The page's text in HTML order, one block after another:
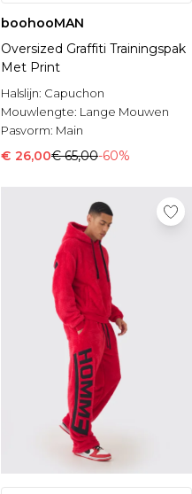
boohooMAN
Oversized Graffiti Trainingspak
Met Print
Halslijn: Capuchon
Mouwlengte: Lange Mouwen
Pasvorm: Main
€ 26,00€ 65,00-60%